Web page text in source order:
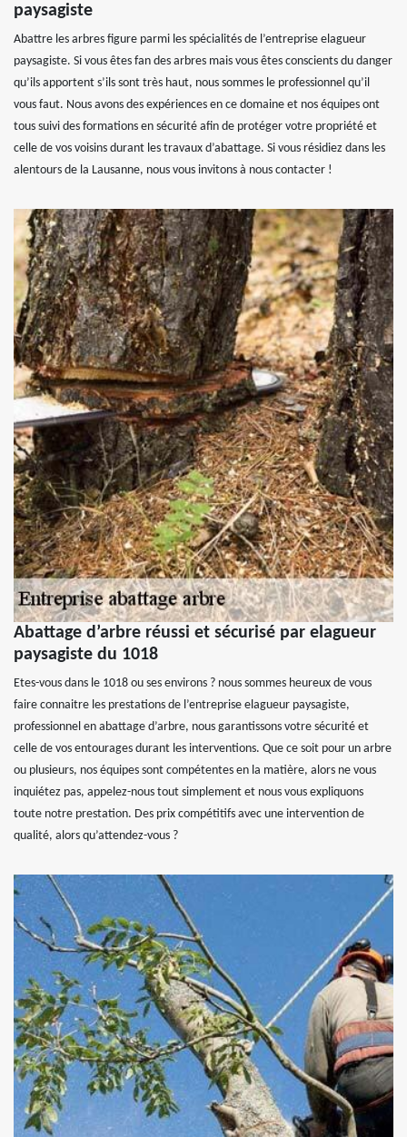
paysagiste
Abattre les arbres figure parmi les spécialités de l’entreprise elagueur
paysagiste. Si vous êtes fan des arbres mais vous êtes conscients du danger
qu’ils apportent s’ils sont très haut, nous sommes le professionnel qu’il
vous faut. Nous avons des expériences en ce domaine et nos équipes ont
tous suivi des formations en sécurité afin de protéger votre propriété et
celle de vos voisins durant les travaux d’abattage. Si vous résidiez dans les
alentours de la Lausanne, nous vous invitons à nous contacter !
Abattage d’arbre réussi et sécurisé par elagueur
paysagiste du 1018
Etes-vous dans le 1018 ou ses environs ? nous sommes heureux de vous
faire connaitre les prestations de l’entreprise elagueur paysagiste,
professionnel en abattage d’arbre, nous garantissons votre sécurité et
celle de vos entourages durant les interventions. Que ce soit pour un arbre
ou plusieurs, nos équipes sont compétentes en la matière, alors ne vous
inquiétez pas, appelez-nous tout simplement et nous vous expliquons
toute notre prestation. Des prix compétitifs avec une intervention de
qualité, alors qu’attendez-vous ?